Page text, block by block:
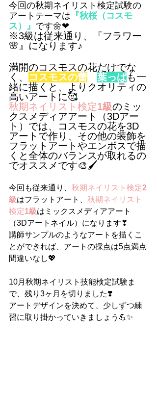
今回の秋期ネイリスト検定試験の
アートテーマは 『秋桜（コスモ
ス）』 です🌼❤
※3級は従来通り、『フラワー
🌸』になります♪
満開のコスモスの花だけでな
く、
コスモスの蕾 葉っぱも一
緒に描くと、よりクオリティの
高いアートに🥰
秋期ネイリスト検定1級のミッ
クスメディアアート（3Dアー
ト）では、コスモスの花を3D
アートで作り、その他の装飾を
フラットアートやエンボスで描
くと全体のバランスが取れるの
でオススメです🎨🖌️
今回も従来通り、 秋期ネイリスト検定2
級はフラットアート、 秋期ネイリスト
検定1級はミックスメディアアート
（3Dアートネイル）になります❣
講師サンプルのようなアートを描くこ
とができれば、アートの採点は5点満点
間違いなし💖
10月秋期ネイリスト技能検定試験 ま
で、残り3ヶ月を切りました❣️
アートデザインを決めて、少しずつ練
習に取り掛かっていきましょう💪✨